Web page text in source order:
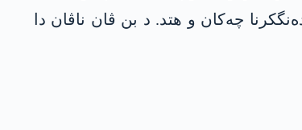
چەکان و ھتد. د بن ڤان ناڤان دا